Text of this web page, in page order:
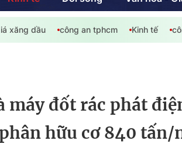
hóa - Giải trí
Giáo dục
xăng dầu công an tphcm Kinh tế
đốt rác phát
hữu cơ 840 tấn/